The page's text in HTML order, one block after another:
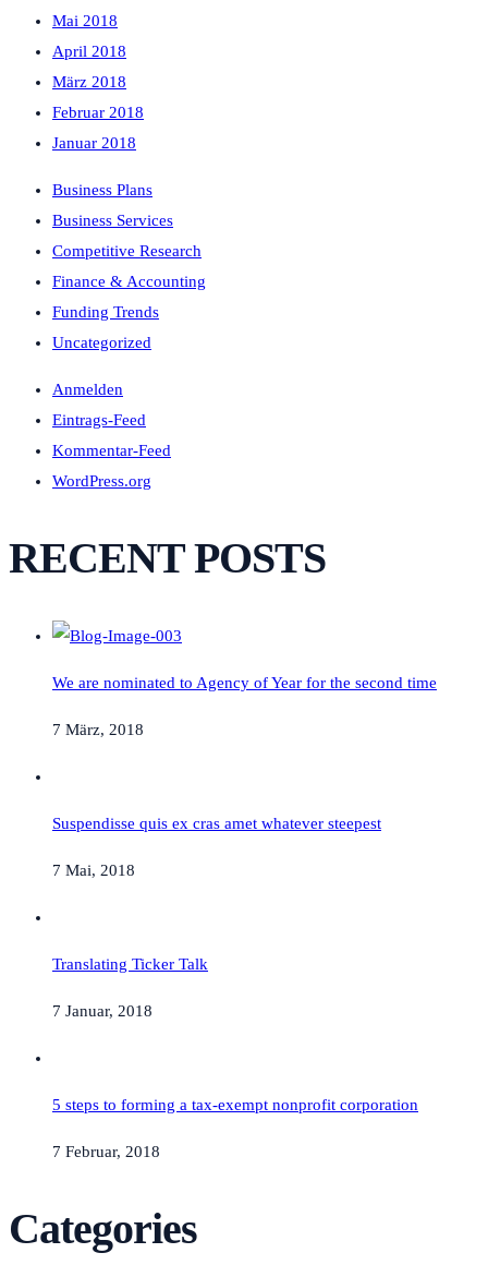
Mai 2018
April 2018
März 2018
Februar 2018
Januar 2018
Business Plans
Business Services
Competitive Research
Finance & Accounting
Funding Trends
Uncategorized
Anmelden
Eintrags-Feed
Kommentar-Feed
WordPress.org
RECENT POSTS
We are nominated to Agency of Year for the second time
7 März, 2018
Suspendisse quis ex cras amet whatever steepest
7 Mai, 2018
Translating Ticker Talk
7 Januar, 2018
5 steps to forming a tax-exempt nonprofit corporation
7 Februar, 2018
Categories